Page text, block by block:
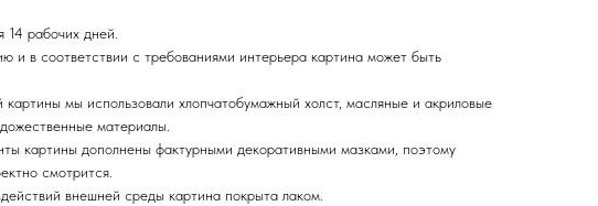
14 рабочих дней.
и в соответствии с требованиями интерьера картина может быть
картины мы использовали хлопчатобумажный холст, масляные и акриловые
материалы.
картины дополнены фактурными декоративными мазками, поэтому
смотрится.
внешней среды картина покрыта лаком.